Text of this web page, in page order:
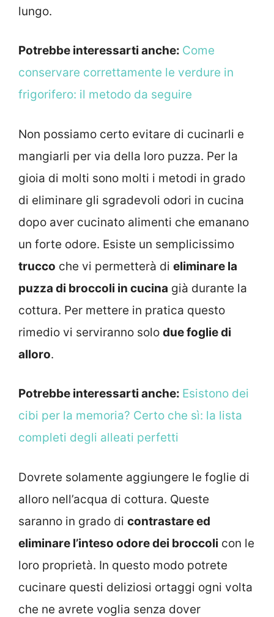
lungo.
Potrebbe interessarti anche: Come
conservare correttamente le verdure in
frigorifero: il metodo da seguire
Non possiamo certo evitare di cucinarli e
mangiarli per via della loro puzza. Per la
gioia di molti sono molti i metodi in grado
di eliminare gli sgradevoli odori in cucina
dopo aver cucinato alimenti che emanano
un forte odore. Esiste un semplicissimo
trucco che vi permetterà di eliminare la
puzza di broccoli in cucina già durante la
cottura. Per mettere in pratica questo
rimedio vi serviranno solo due foglie di
alloro.
Potrebbe interessarti anche: Esistono dei
cibi per la memoria? Certo che sì: la lista
completi degli alleati perfetti
Dovrete solamente aggiungere le foglie di
alloro nell’acqua di cottura. Queste
saranno in grado di contrastare ed
eliminare l’inteso odore dei broccoli con le
loro proprietà. In questo modo potrete
cucinare questi deliziosi ortaggi ogni volta
che ne avrete voglia senza dover